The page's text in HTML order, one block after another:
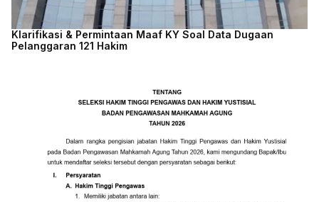
Klarifikasi & Permintaan Maaf KY Soal Data Dugaan
Pelanggaran 121 Hakim